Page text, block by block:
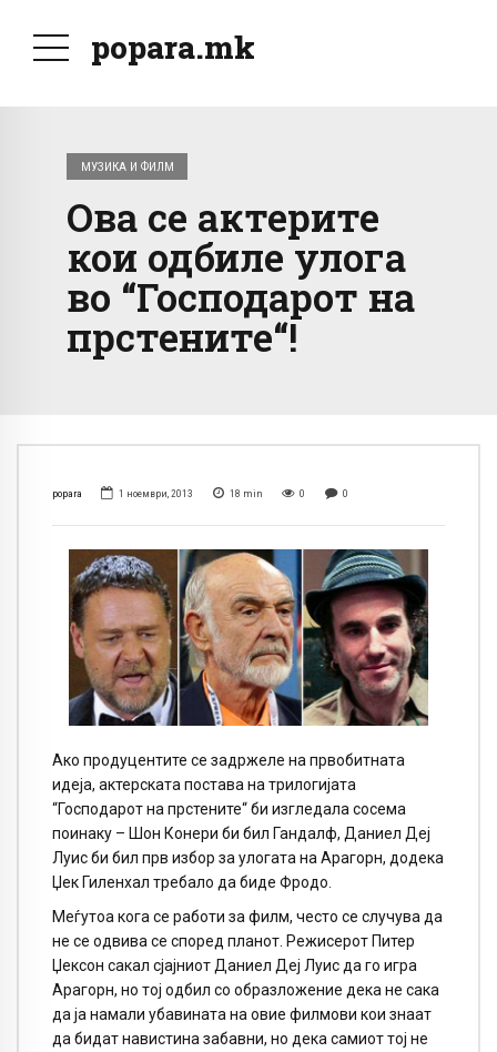
popara.mk
МУЗИКА И ФИЛМ
Ова се актерите
кои одбиле улога
во “Господарот на
прстените“!
popara 1 ноември, 2013 18 min 0 0
Ако продуцентите се задржеле на првобитната
идеја, актерската постава на трилогијата
“Господарот на прстените“ би изгледала сосема
поинаку – Шон Конери би бил Гандалф, Даниел Деј
Луис би бил прв избор за улогата на Арагорн, додека
Џек Гиленхал требало да биде Фродо.
Меѓутоа кога се работи за филм, често се случува да
не се одвива се според планот. Режисерот Питер
Џексон сакал сјајниот Даниел Деј Луис да го игра
Арагорн, но тој одбил со образложение дека не сака
да ја намали убавината на овие филмови кои знаат
да бидат навистина забавни, но дека самиот тој не